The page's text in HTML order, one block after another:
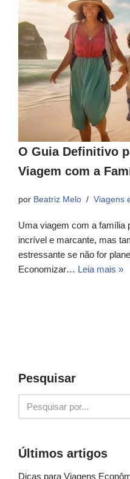
O Guia Definitivo
Viagem com a
por Beatriz Melo Viagens
Uma viagem com a família
incrível e marcante, mas
estressante se não for
Economizar… Leia mais »
Pesquisar
Últimos artigos
Dicas para Viagens